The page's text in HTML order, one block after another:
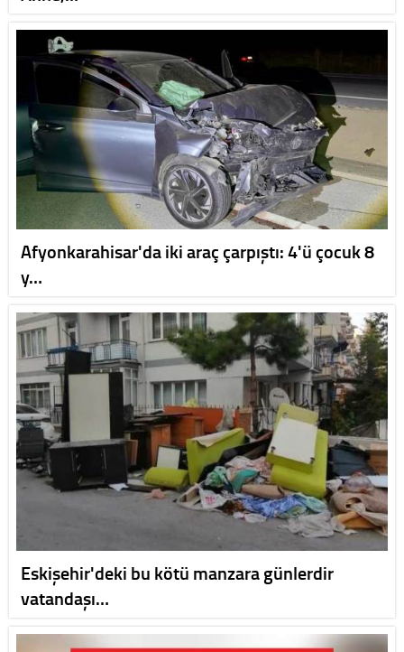
Afyonkarahisar'da iki araç çarpıştı: 4'ü çocuk 8
y…
Eskişehir'deki bu kötü manzara günlerdir
vatandaşı…